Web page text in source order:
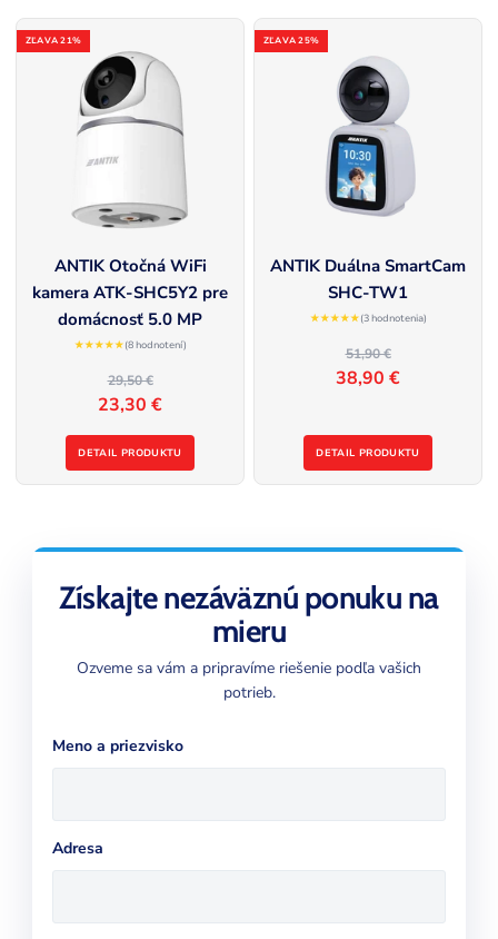
ZĽAVA 21%
ANTIK Otočná WiFi
kamera ATK-SHC5Y2 pre
domácnosť 5.0 MP
★★★★★(8 hodnotení)
29,50 €
23,30 €
DETAIL PRODUKTU
ZĽAVA 25%
ANTIK Duálna SmartCam
SHC-TW1
★★★★★(3 hodnotenia)
51,90 €
38,90 €
DETAIL PRODUKTU
Získajte nezáväznú ponuku na
mieru
Ozveme sa vám a pripravíme riešenie podľa vašich
potrieb.
Meno a priezvisko
Adresa